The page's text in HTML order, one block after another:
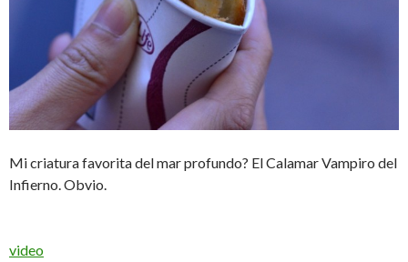
Mi criatura favorita del mar profundo? El Calamar Vampiro del
Infierno. Obvio.
video